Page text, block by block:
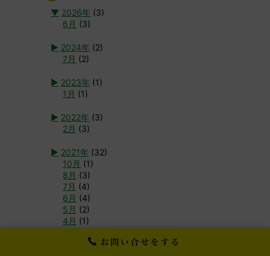
▼ 2026年 (3)
6月 (3)
► 2024年 (2)
7月 (2)
► 2023年 (1)
1月 (1)
► 2022年 (3)
2月 (3)
► 2021年 (32)
10月 (1)
8月 (3)
7月 (4)
6月 (4)
5月 (2)
4月 (1)
(5)